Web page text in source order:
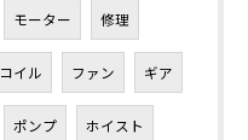
モーター 修理
コイル ファン ギア
ポンプ ホイスト